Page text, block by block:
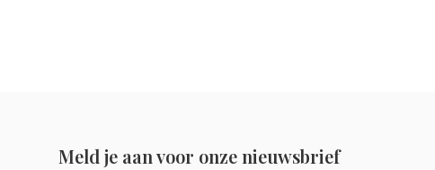
Meld je aan voor onze nieuwsbrief